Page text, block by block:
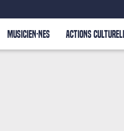
MUSICIEN·NES ACTIONS